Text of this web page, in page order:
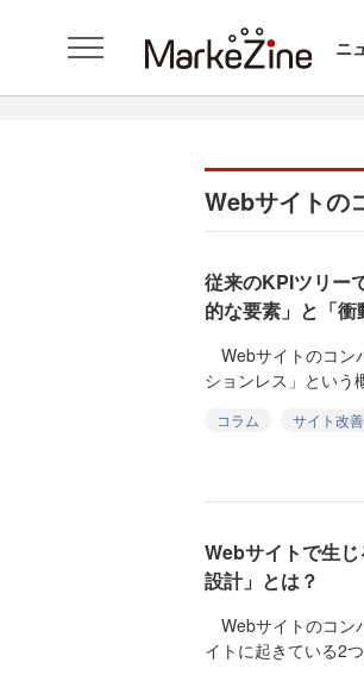
ニ
Webサイトの
従来のKPIツリー
的な要素」と「
Webサイトのコン
ションレス」という
コラム サイト改善
Webサイトで生
設計」とは？
Webサイトのコン
イトに起きている2